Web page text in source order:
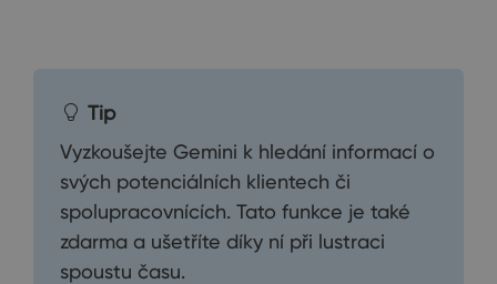
Tip
Vyzkoušejte Gemini k hledání informací o
svých potenciálních klientech či
spolupracovnících. Tato funkce je také
zdarma a ušetříte díky ní při lustraci
spoustu času.